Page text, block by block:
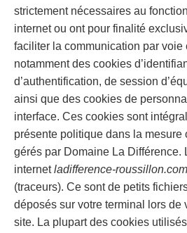
strictement nécessaires au
internet ou ont pour finalité
faciliter la communication par voie
notamment des cookies
d’authentification, de session
ainsi que des cookies de
interface. Ces cookies sont
présente politique dans la mesure
gérés par Domaine La Différence.
internetladifference-roussillon.com
(traceurs). Ce sont de petits
déposés sur votre terminal lors de
site. La plupart des cookies